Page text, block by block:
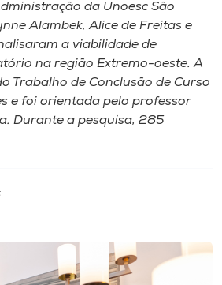
da Unoesc São
Alambek, Alice de Freitas e
a viabilidade de
na região Extremo-oeste. A
Trabalho de Conclusão de Curso
e foi orientada pelo professor
Durante a pesquisa, 285